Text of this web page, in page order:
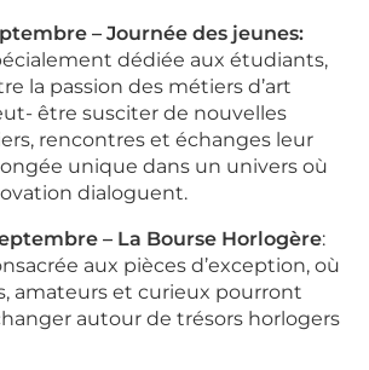
– Journée des jeunes:
dédiée aux étudiants,
la passion des métiers d’art
être susciter de nouvelles
rencontres et échanges leur
unique dans un univers où
dialoguent.
– La Bourse Horlogère:
aux pièces d’exception, où
amateurs et curieux pourront
autour de trésors horlogers